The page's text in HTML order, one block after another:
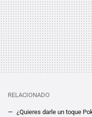
RELACIONADO